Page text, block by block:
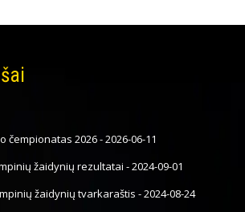
čempionatas 2026-2026-06-11
žaidynių rezultatai -2024-09-01
žaidynių tvarkaraštis -2024-08-24